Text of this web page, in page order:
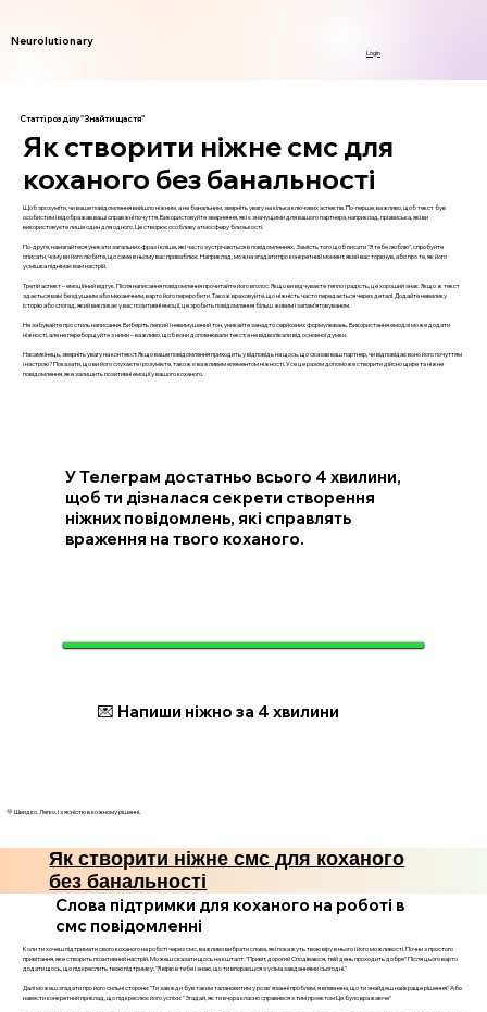
Neurolutionary
Login
Статті розділу "Знайти щастя"
Як створити ніжне смс для
коханого без банальності
Щоб зрозуміти, чи ваше повідомлення вийшло ніжним, а не банальним, зверніть увагу на кілька ключових аспектів. По-перше, важливо, щоб текст був
особистим і відображав ваші справжні почуття. Використовуйте звернення, які є значущими для вашого партнера, наприклад, прізвиська, які ви
використовуєте лише один для одного. Це створює особливу атмосферу близькості.
По-друге, намагайтеся уникати загальних фраз і кліше, які часто зустрічаються в повідомленнях. Замість того щоб писати "Я тебе люблю", спробуйте
описати, чому ви його любите, що саме в ньому вас приваблює. Наприклад, можна згадати про конкретний момент, який вас торкнув, або про те, як його
усмішка піднімає вам настрій.
Третій аспект – емоційний відгук. Після написання повідомлення прочитайте його вголос. Якщо ви відчуваєте тепло і радість, це хороший знак. Якщо ж текст
здається вам бездушним або механічним, варто його переробити. Також враховуйте, що ніжність часто передається через деталі. Додайте невелику
історію або спогад, який викликає у вас позитивні емоції, це зробить повідомлення більш живим і запам’ятовуваним.
Не забувайте про стиль написання. Виберіть легкий і невимушений тон, уникайте занадто серйозних формулювань. Використання емодзі може додати
ніжності, але не переборщуйте з ними – важливо, щоб вони доповнювали текст, а не відволікали від основної думки.
Насамкінець, зверніть увагу на контекст. Якщо ваше повідомлення приходить у відповідь на щось, що сказав ваш партнер, чи відповідає воно його почуттям
і настрою? Показати, що ви його слухаєте і розумієте, також є важливим елементом ніжності. Усе це разом допоможе створити дійсно щире та ніжне
повідомлення, яке залишить позитивні емоції у вашого коханого.
У Телеграм достатньо всього 4 хвилини,
щоб ти дізналася секрети створення
ніжних повідомлень, які справлять
враження на твого коханого.
💌 Напиши ніжно за 4 хвилини
💛 Швидко. Легко. І з ясністю в кожному рішенні.
Як створити ніжне смс для коханого
без банальності
Слова підтримки для коханого на роботі в
смс повідомленні
Коли ти хочеш підтримати свого коханого на роботі через смс, важливо вибрати слова, які покажуть твою віру в нього і його можливості. Почни з простого
привітання, яке створить позитивний настрій. Можеш сказати щось на кшталт: "Привіт, дорогий Сподіваюся, твій день проходить добре" Після цього варто
додати щось, що підкреслить твою підтримку: "Я вірю в тебе і знаю, що ти впораєшся з усіма завданнями сьогодні."
Далі можеш згадати про його сильні сторони: "Ти завжди був таким талановитим у розв'язанні проблем, я впевнена, що ти знайдеш найкраще рішення" Або
навести конкретний приклад, що підкреслює його успіхи: "Згадай, як ти вчора класно справився з тим проектом Це було вражаюче"